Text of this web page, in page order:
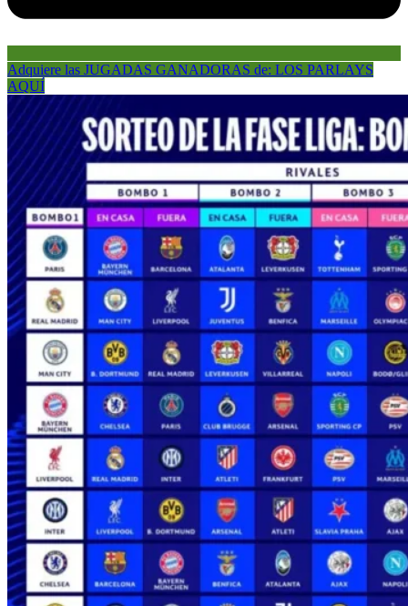
Adquiere las JUGADAS GANADORAS de: LOS PARLAYS
AQUÍ